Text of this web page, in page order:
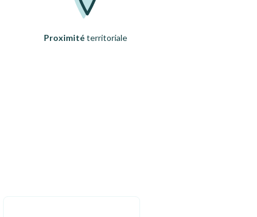
Proximitéterritoriale